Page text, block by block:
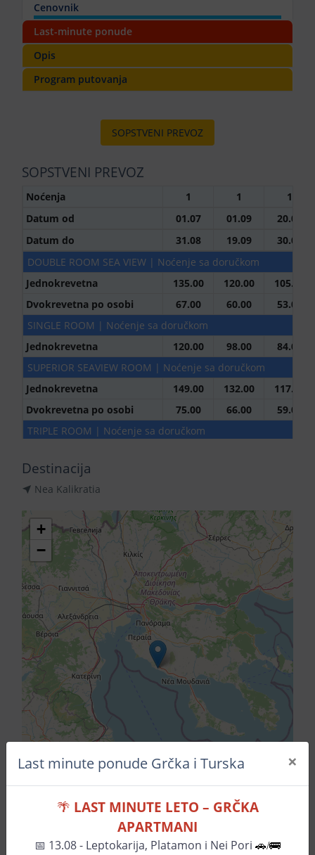
Opis
Cenovnik
Program putovanja
Last-minute ponude
SOPSTVENI PREVOZ
SOPSTVENI PREVOZ
Noćenja 1 1
1
Datum od
01.07 01.09
20.09
Datum do
31.08 19.09
30.09
DOUBLE ROOM SEA VIEW | Noćenje sa doručkom
Jednokrevetna
135.00 120.00
105.00
Dvokrevetna po osobi
67.00 60.00
53.00
SINGLE ROOM | Noćenje sa doručkom
Jednokrevetna
120.00 98.00
84.00
SUPERIOR SEAVIEW ROOM | Noćenje sa doručkom
Jednokrevetna
149.00 132.00
117.00
Dvokrevetna po osobi
75.00 66.00
59.00
TRIPLE ROOM | Noćenje sa doručkom
1 + Prvo dete 0-1.99 god.
1 + Prvo dete 2-11.99 god.
Dvokrevetna po osobi
80.00 73.00
62.00
2 + Prvo dete 0-1.99 god.
0.00 0.00
0.00
2 + Prvo dete 2-11.99 god.
0.00 0.00
0.00
0.00 0.00
Destinacija
Nea Kalikratia
+
−
Leaflet| ©OpenStreetMap
Last minute ponude Grčka i Turska ×
🌴 LAST MINUTE LETO – GRČKA
APARTMANI
📅 13.08 - Leptokarija, Platamon i Nei Pori 🚗/🚌